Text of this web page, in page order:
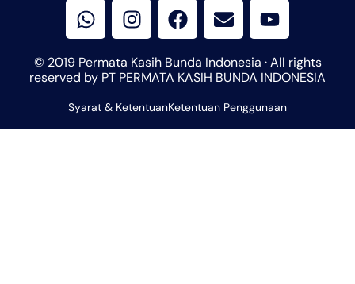
h
a
t
s
a
p
p
n
s
t
a
r
a
a
c
b
o
k
n
v
e
l
p
e
o
u
t
u
e
© 2019 Permata Kasih Bunda Indonesia · All rights
reserved by PT PERMATA KASIH BUNDA INDONESIA
Syarat & KetentuanKetentuan Penggunaan